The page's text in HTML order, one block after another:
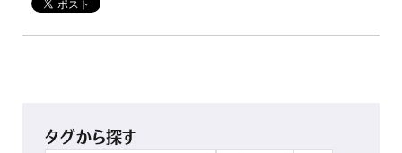
タグから探す